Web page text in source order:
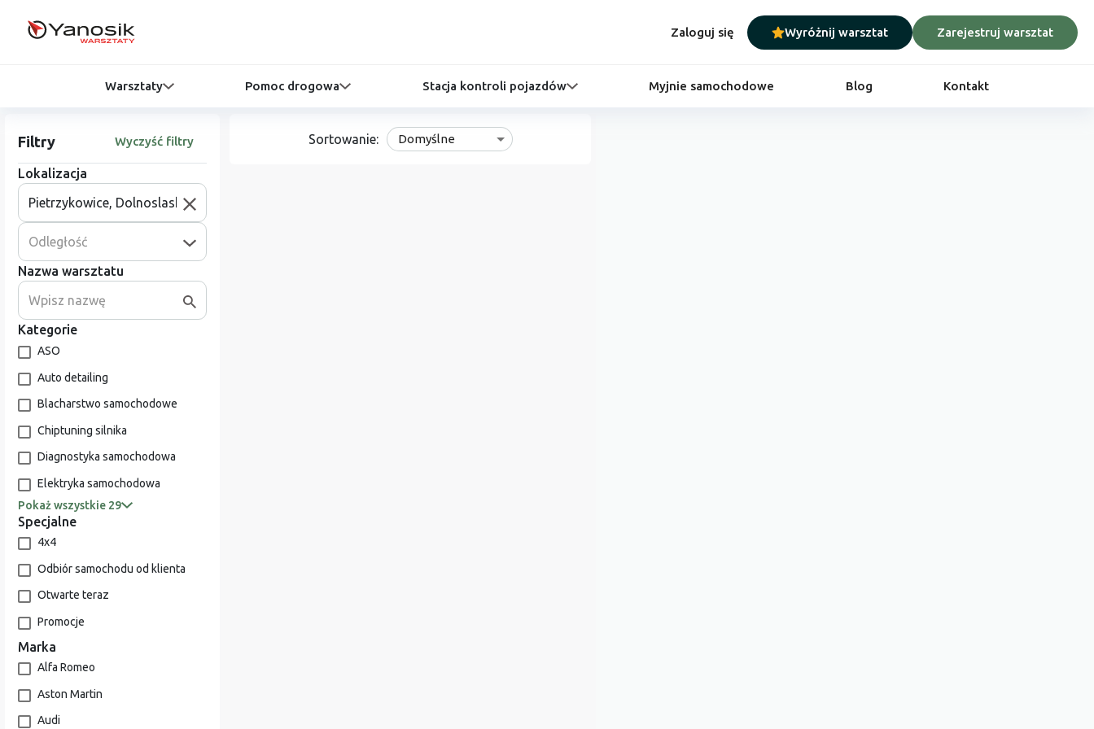
Zaloguj się Wyróżnij warsztat Zarejestruj warsztat
Warsztaty Pomoc drogowa Stacja kontroli pojazdów Myjnie samochodowe Blog Kontakt
Filtry Wyczyść filtry
Lokalizacja
Odległość
Nazwa warsztatu
Kategorie
ASO
Auto detailing
Blacharstwo samochodowe
Chiptuning silnika
Diagnostyka samochodowa
Elektryka samochodowa
Pokaż wszystkie 29
Specjalne
4x4
Odbiór samochodu od klienta
Otwarte teraz
Promocje
Marka
Alfa Romeo
Aston Martin
Audi
Sortowanie: Domyślne